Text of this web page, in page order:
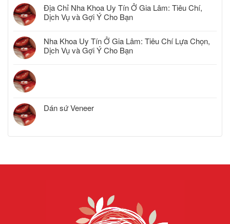
Địa Chỉ Nha Khoa Uy Tín Ở Gia Lâm: Tiêu Chí,
Dịch Vụ và Gợi Ý Cho Bạn
Nha Khoa Uy Tín Ở Gia Lâm: Tiêu Chí Lựa Chọn,
Dịch Vụ và Gợi Ý Cho Bạn
Dán sứ Veneer